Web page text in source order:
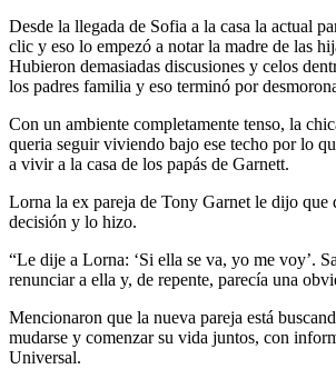
Desde la llegada de Sofia a la casa la actual
clic y eso lo empezó a notar la madre de las
Hubieron demasiadas discusiones y celos
los padres familia y eso terminó por
Con un ambiente completamente tenso, la
queria seguir viviendo bajo ese techo por lo
a vivir a la casa de los papás de Garnett.
Lorna la ex pareja de Tony Garnet le dijo que
decisión y lo hizo.
“Le dije a Lorna: ‘Si ella se va, yo me voy’.
renunciar a ella y, de repente, parecía una
Mencionaron que la nueva pareja está
mudarse y comenzar su vida juntos, con
Universal.